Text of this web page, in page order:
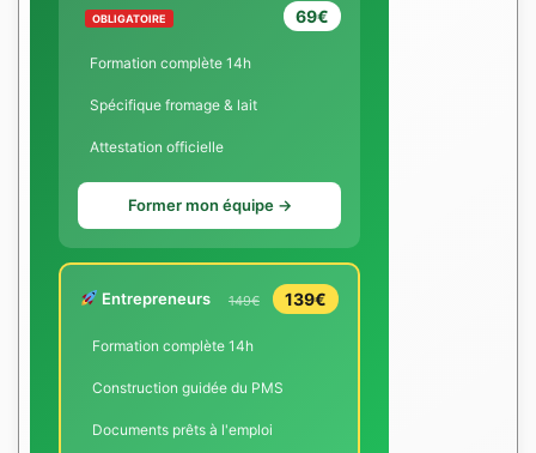
OBLIGATOIRE 69€
Formation complète 14h
Spécifique fromage & lait
Attestation officielle
Former mon équipe →
Entrepreneurs 149€ 139€
Formation complète 14h
Construction guidée du PMS
Documents prêts à l'emploi